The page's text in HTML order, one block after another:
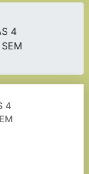
4
4